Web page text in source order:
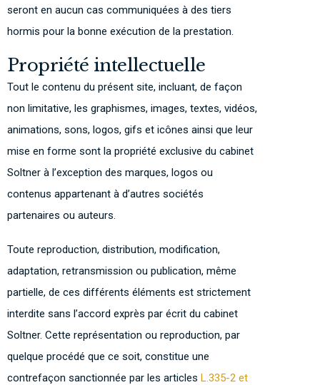
seront en aucun cas communiquées à des tiers
hormis pour la bonne exécution de la prestation.
Propriété intellectuelle
Tout le contenu du présent site, incluant, de façon
non limitative, les graphismes, images, textes, vidéos,
animations, sons, logos, gifs et icônes ainsi que leur
mise en forme sont la propriété exclusive du cabinet
Soltner à l’exception des marques, logos ou
contenus appartenant à d’autres sociétés
partenaires ou auteurs.
Toute reproduction, distribution, modification,
adaptation, retransmission ou publication, même
partielle, de ces différents éléments est strictement
interdite sans l’accord exprès par écrit du cabinet
Soltner. Cette représentation ou reproduction, par
quelque procédé que ce soit, constitue une
contrefaçon sanctionnée par les articles L.335-2 et